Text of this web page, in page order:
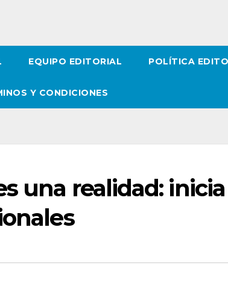
EQUIPO EDITORIAL POLÍTICA
Y CONDICIONES
una realidad: